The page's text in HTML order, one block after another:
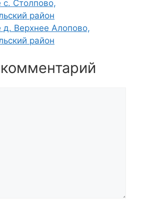
Столпово,
район
Верхнее Алопово,
район